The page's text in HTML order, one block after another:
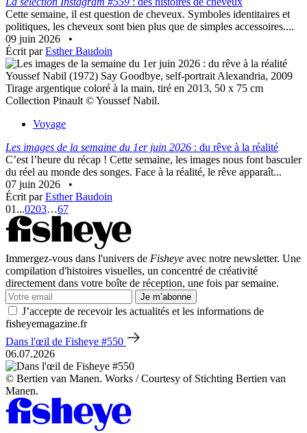
Cette semaine, il est question de cheveux. Symboles identitaires et
politiques, les cheveux sont bien plus que de simples accessoires....
09 juin 2026
•
Écrit parEsther Baudoin
Youssef Nabil (1972) Say Goodbye, self-portrait Alexandria, 2009
Tirage argentique coloré à la main, tiré en 2013, 50 x 75 cm
Collection Pinault © Youssef Nabil.
Voyage
Les images de la semaine du 1er juin 2026 : du rêve à la réalité
C’est l’heure du récap ! Cette semaine, les images nous font basculer
du réel au monde des songes. Face à la réalité, le rêve apparaît...
07 juin 2026
•
Écrit parEsther Baudoin
01 ...0203…67
Immergez-vous dans l'univers de Fisheye avec notre newsletter. Une
compilation d'histoires visuelles, un concentré de créativité
directement dans votre boîte de réception, une fois par semaine.
Je m’abonne
J’accepte de recevoir les actualités et les informations de
fisheyemagazine.fr
Dans l'œil de Fisheye #550
06.07.2026
© Bertien van Manen. Works / Courtesy of Stichting Bertien van
Manen.